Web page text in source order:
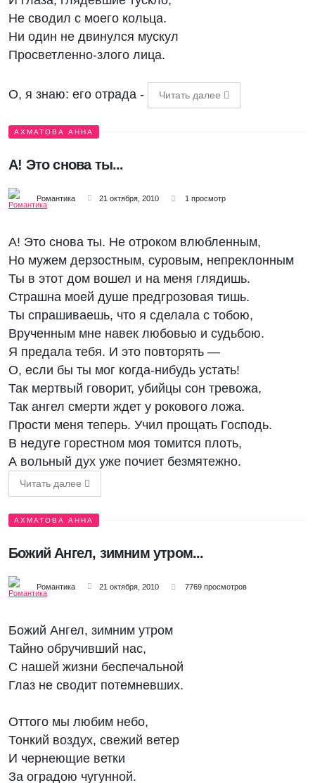
Не сводил с моего кольца.
Ни один не двинулся мускул
Просветленно-злого лица.
О, я знаю: его отрада - Читать далее
АХМАТОВА АННА
А! Это снова ты...
Романтика 21 октября, 2010 1 просмотр
А! Это снова ты. Не отроком влюбленным,
Но мужем дерзостным, суровым, непреклонным
Ты в этот дом вошел и на меня глядишь.
Страшна моей душе предгрозовая тишь.
Ты спрашиваешь, что я сделала с тобою,
Врученным мне навек любовью и судьбою.
Я предала тебя. И это повторять —
О, если бы ты мог когда-нибудь устать!
Так мертвый говорит, убийцы сон тревожа,
Так ангел смерти ждет у рокового ложа.
Прости меня теперь. Учил прощать Господь.
В недуге горестном моя томится плоть,
А вольный дух уже почиет безмятежно.
Читать далее
АХМАТОВА АННА
Божий Ангел, зимним утром...
Романтика 21 октября, 2010 7769 просмотров
Божий Ангел, зимним утром
Тайно обручивший нас,
С нашей жизни беспечальной
Глаз не сводит потемневших.
Оттого мы любим небо,
Тонкий воздух, свежий ветер
И чернеющие ветки
За оградою чугунной.